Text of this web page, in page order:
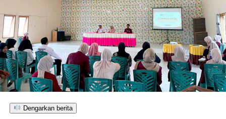
Penyuluhan difokuskan pada pemahaman mekanisme
penularan, pengenalan gejala awal, pentingnya
pemeriksaan Dahak/TCM, kepatuhan minum obat
hingga tuntas, serta pengikisan stigma negatif terhadap
penyintas TBC di lingkungan warga.
“Literasi kesehatan warga adalah fondasi utama dalam
menyampaikan edukasi yang persuasif dan mudah
Dengarkan berita